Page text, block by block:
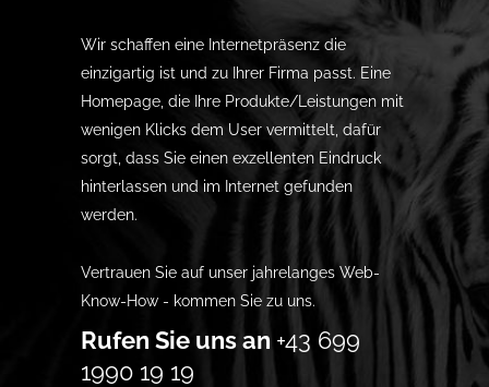
Wir schaffen eine Internetpräsenz die
einzigartig ist und zu Ihrer Firma passt. Eine
Homepage, die Ihre Produkte/Leistungen mit
wenigen Klicks dem User vermittelt, dafür
sorgt, dass Sie einen exzellenten Eindruck
hinterlassen und im Internet gefunden
werden.
Vertrauen Sie auf unser jahrelanges Web-
Know-How - kommen Sie zu uns.
Rufen Sie uns an +43 699
1990 19 19